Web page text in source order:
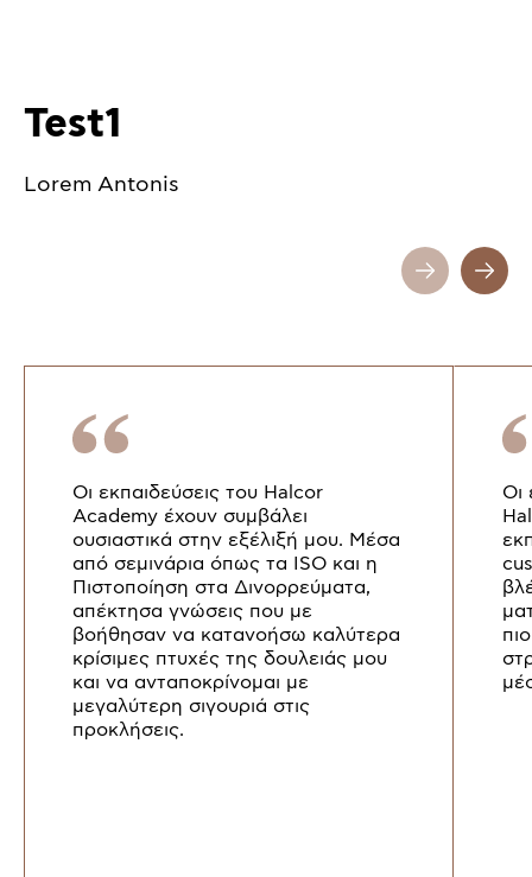
Test1
Lorem Antonis
Οι εκπαιδεύσεις του Halcor
Academy έχουν συμβάλει
ουσιαστικά στην εξέλιξή μου. Μέσα
από σεμινάρια όπως τα ISO και η
Πιστοποίηση στα Δινορρεύματα,
απέκτησα γνώσεις που με
βοήθησαν να κατανοήσω καλύτερα
κρίσιμες πτυχές της δουλειάς μου
και να ανταποκρίνομαι με
μεγαλύτερη σιγουριά στις
προκλήσεις.
Οι